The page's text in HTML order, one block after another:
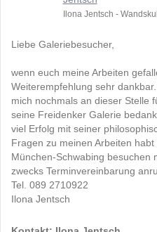
Ilona Jentsch -
Liebe Galeriebesucher,
wenn euch meine Arbeiten
Weiterempfehlung sehr
mich nochmals an dieser Stelle
seine Freidenker Galerie
viel Erfolg mit seiner
Fragen zu meinen Arbeiten
München-Schwabing besuchen
zwecks Terminvereinbarung
Tel. 089 2710922
Ilona Jentsch